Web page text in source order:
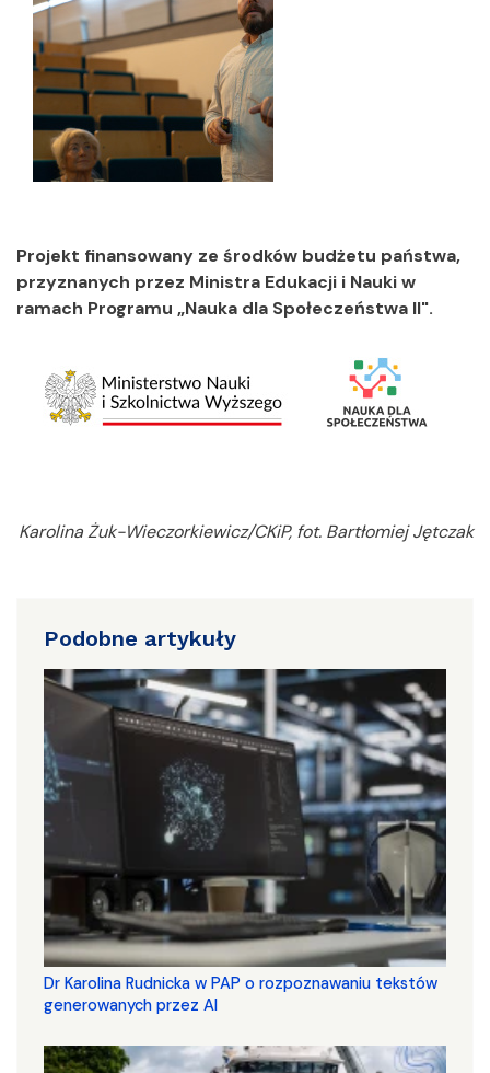
Projekt finansowany ze środków budżetu państwa,
przyznanych przez Ministra Edukacji i Nauki w
ramach Programu „Nauka dla Społeczeństwa II".
Karolina Żuk-Wieczorkiewicz/CKiP, fot. Bartłomiej Jętczak
Podobne artykuły
Dr Karolina Rudnicka w PAP o rozpoznawaniu tekstów
generowanych przez AI